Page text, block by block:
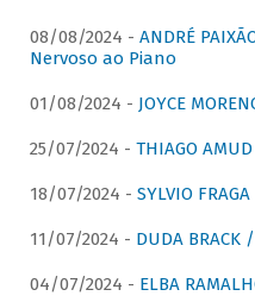
08/08/2024 - ANDRÉ
Nervoso ao Piano
01/08/2024 - JOYCE
25/07/2024 - THIAGO
18/07/2024 - SYLVIO
11/07/2024 - DUDA
04/07/2024 - ELBA